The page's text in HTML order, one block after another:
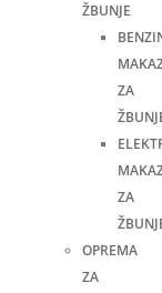
ŽBUNJE
ZA
ZA
OPREMA
ZA